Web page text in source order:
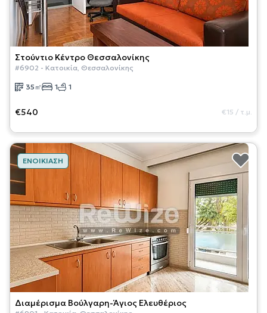
Στούντιο Κέντρο Θεσσαλονίκης
#6902 - Κατοικία, Θεσσαλονίκης
35 ㎡ 1 1
€540 €15 / τ.μ.
ΕΝΟΙΚΊΑΣΗ
Διαμέρισμα Βούλγαρη-Άγιος Ελευθέριος